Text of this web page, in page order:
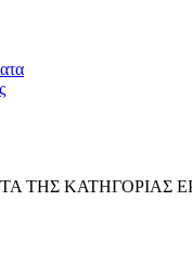
ΤΗΣ ΚΑΤΗΓΟΡΙΑΣ